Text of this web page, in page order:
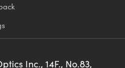
Inc., 14F., No.83,